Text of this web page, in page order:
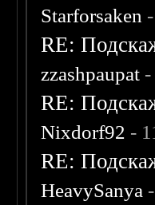
Starforsaken
RE:
zzashpaupat
RE:
Nixdorf92 -
RE:
HeavySanya